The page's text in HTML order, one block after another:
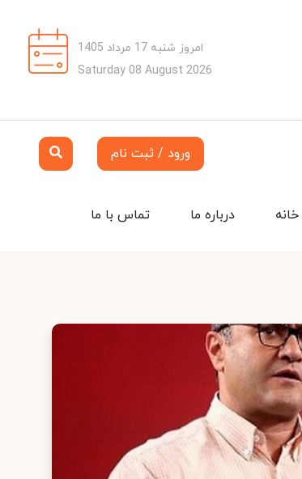
امروز شنبه 17 مرداد 1405
Saturday 08 August 2026
ورود / ثبت نام
تماس با ما درباره ما